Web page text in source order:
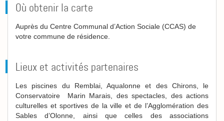
Où obtenir la carte
Auprès du Centre Communal d’Action Sociale (CCAS) de
votre commune de résidence.
Lieux et activités partenaires
Les piscines du Remblai, Aqualonne et des Chirons, le
Conservatoire Marin Marais, des spectacles, des actions
culturelles et sportives de la ville et de l’Agglomération des
Sables d’Olonne, ainsi que celles des associations